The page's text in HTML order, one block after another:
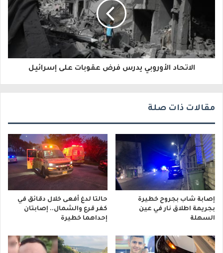
ر
و
الاتحاد الأوروبي يدرس فرض عقوبات على إسرائيل
مقالات ذات صلة
إصابة شاب بجروح خطيرة
بجريمة اطلاق نار في عين
السهلة
حالتا لدغ أفعى خلال دقائق في
كفر قرع والشمال.. إصابتان
إحداهما خطيرة